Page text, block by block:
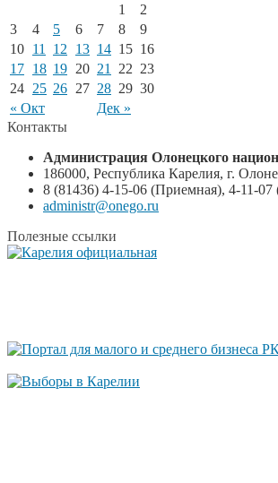
« Окт Дек »
1
2
3
4 5 6 7 8
9
10 11 12 13 14 15 16
17 18 19 20 21 22 23
24 25 26 27 28 29 30
Контакты
Администрация Олонецкого
186000, Республика Карелия, г.
8 (81436) 4-15-06 (Приемная), 4-11-07
administr@onego.ru
Полезные ссылки